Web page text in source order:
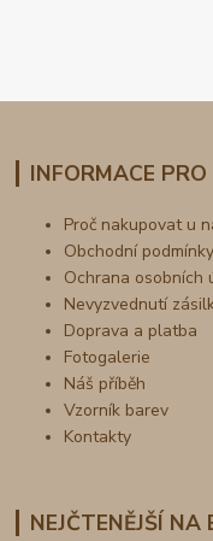
INFORMACE
Proč nakupovat u
Obchodní podmínky
Ochrana osobních
Nevyzvednutí
Doprava a platba
Fotogalerie
Náš příběh
Vzorník barev
Kontakty
NEJČTENĚJŠÍ NA